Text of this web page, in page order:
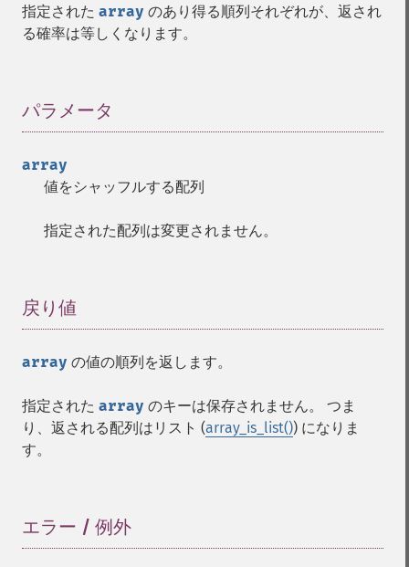
指定された array のあり得る順列それぞれが、返され
る確率は等しくなります。
パラメータ
array
値をシャッフルする配列
指定された配列は変更されません。
戻り値
array の値の順列を返します。
指定された array のキーは保存されません。 つま
り、返される配列はリスト (array_is_list()) になりま
す。
エラー / 例外